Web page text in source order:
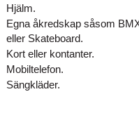
Hjälm.
Egna åkredskap såsom
eller Skateboard.
Kort eller kontanter.
Mobiltelefon.
Sängkläder.